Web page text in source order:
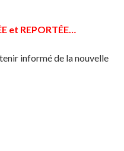
et REPORTÉE…
informé de la nouvelle